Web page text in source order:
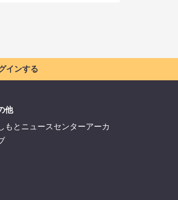
インする
他
もとニュースセンターアーカ